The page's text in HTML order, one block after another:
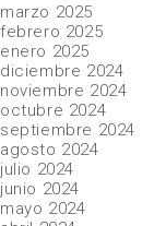
marzo 2025
febrero 2025
enero 2025
diciembre 2024
noviembre 2024
octubre 2024
septiembre 2024
agosto 2024
julio 2024
junio 2024
mayo 2024